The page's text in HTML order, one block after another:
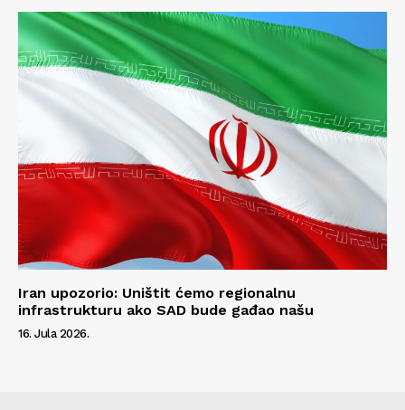
Iran upozorio: Uništit ćemo regionalnu
infrastrukturu ako SAD bude gađao našu
16. Jula 2026.